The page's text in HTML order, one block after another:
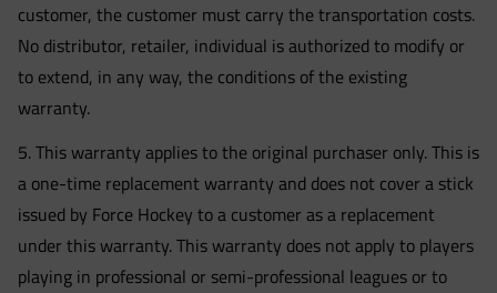
customer, the customer must carry the transportation costs.
No distributor, retailer, individual is authorized to modify or
to extend, in any way, the conditions of the existing
warranty.
5. This warranty applies to the original purchaser only. This is
a one-time replacement warranty and does not cover a stick
issued by Force Hockey to a customer as a replacement
under this warranty. This warranty does not apply to players
playing in professional or semi-professional leagues or to